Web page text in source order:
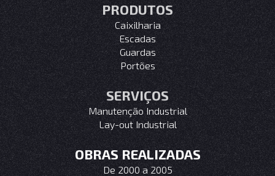
PRODUTOS
Caixilharia
Escadas
Guardas
Portões
SERVIÇOS
Manutenção Industrial
Lay-out Industrial
OBRAS REALIZADAS
De 2000 a 2005